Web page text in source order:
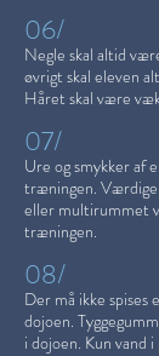
06/
Negle skal altid
øvrigt skal eleven
Håret skal være
07/
Ure og smykker af
træningen.
eller multirummet
træningen.
08/
Der må ikke spises
dojoen.
i dojoen. Kun vand